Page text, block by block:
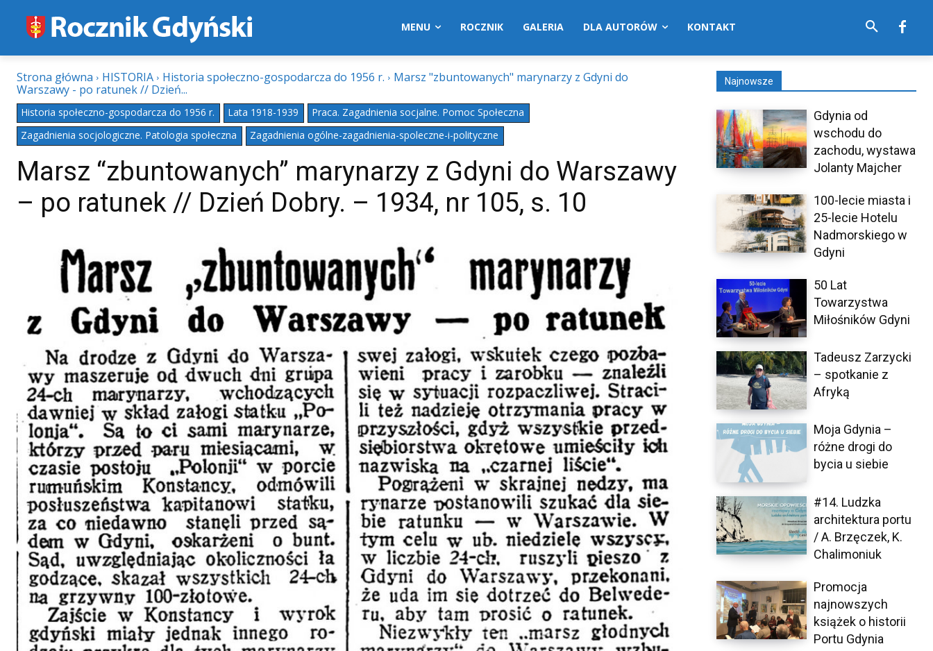
MENU ROCZNIK GALERIA DLA AUTORÓW KONTAKT
Strona główna HISTORIA Historia społeczno-gospodarcza do 1956 r.
Marsz "zbuntowanych" marynarzy z Gdyni do
Warszawy - po ratunek // Dzień...
Historia społeczno-gospodarcza do 1956 r. Lata 1918-1939
Praca. Zagadnienia socjalne. Pomoc Społeczna
Zagadnienia socjologiczne. Patologia społeczna
Zagadnienia ogólne-zagadnienia-spoleczne-i-polityczne
Marsz “zbuntowanych” marynarzy z Gdyni do Warszawy
– po ratunek // Dzień Dobry. – 1934, nr 105, s. 10
Najnowsze
Gdynia od
wschodu do
zachodu, wystawa
Jolanty Majcher
100-lecie miasta i
25-lecie Hotelu
Nadmorskiego w
Gdyni
50 Lat
Towarzystwa
Miłośników Gdyni
Tadeusz Zarzycki
– spotkanie z
Afryką
Moja Gdynia –
różne drogi do
bycia u siebie
#14. Ludzka
architektura portu
/ A. Brzęczek, K.
Chalimoniuk
Promocja
najnowszych
książek o historii
Portu Gdynia